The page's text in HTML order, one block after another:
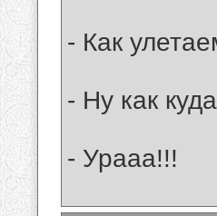
- Как
- Ну как
- Урааа!!!